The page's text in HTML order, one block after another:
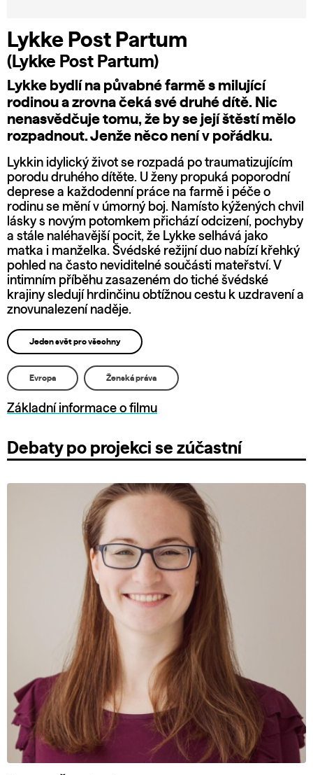
Lykke Post Partum
(Lykke Post Partum)
Lykke bydlí na půvabné farmě s milující
rodinou a zrovna čeká své druhé dítě. Nic
nenasvědčuje tomu, že by se její štěstí mělo
rozpadnout. Jenže něco není v pořádku.
Lykkin idylický život se rozpadá po traumatizujícím
porodu druhého dítěte. U ženy propuká poporodní
deprese a každodenní práce na farmě i péče o
rodinu se mění v úmorný boj. Namísto kýžených chvil
lásky s novým potomkem přichází odcizení, pochyby
a stále naléhavější pocit, že Lykke selhává jako
matka i manželka. Švédské režijní duo nabízí křehký
pohled na často neviditelné součásti mateřství. V
intimním příběhu zasazeném do tiché švédské
krajiny sledují hrdinčinu obtížnou cestu k uzdravení a
znovunalezení naděje.
Jeden svět pro všechny
Evropa Ženská práva
Základní informace o filmu
Debaty po projekci se zúčastní